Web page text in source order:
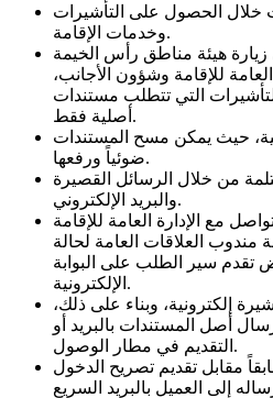
خلال الحصول على التأشيرات
وخدمات الإقامة.
زيارة هيئة مناطق رأس الخيمة
العامة للإقامة وشؤون الأجانب،
التي تتطلب مستندات
أصلية فقط.
حيث يمكن مسح المستندات
ضوئياً ورفعها.
من خلال الرسائل القصيرة
والبريد الإلكتروني.
مع الإدارة العامة للإقامة
مندوب العلاقات العامة لحالة
سير الطلب على البوابة
الإلكترونية.
إلكترونية، وبناء على ذلك،
أصل المستندات بالبريد أو
التقديم في مطار الوصول.
مقابل تقديم تصريح الدخول